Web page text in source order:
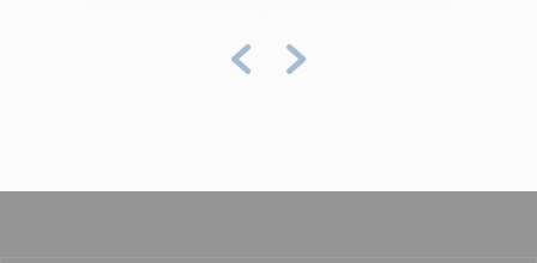
Précédent